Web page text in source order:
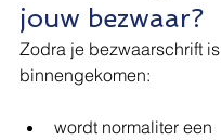
jouw bezwaar?
Zodra je bezwaarschrift is
binnengekomen:
wordt normaliter een